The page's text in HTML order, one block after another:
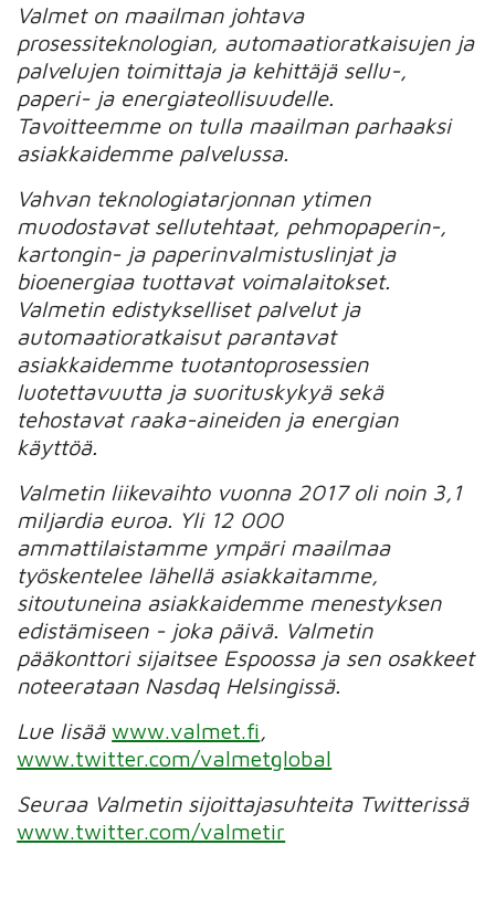
Valmet on maailman johtava
prosessiteknologian, automaatioratkaisujen ja
palvelujen toimittaja ja kehittäjä sellu-,
paperi- ja energiateollisuudelle.
Tavoitteemme on tulla maailman parhaaksi
asiakkaidemme palvelussa.
Vahvan teknologiatarjonnan ytimen
muodostavat sellutehtaat, pehmopaperin-,
kartongin- ja paperinvalmistuslinjat ja
bioenergiaa tuottavat voimalaitokset.
Valmetin edistykselliset palvelut ja
automaatioratkaisut parantavat
asiakkaidemme tuotantoprosessien
luotettavuutta ja suorituskykyä sekä
tehostavat raaka-aineiden ja energian
käyttöä.
Valmetin liikevaihto vuonna 2017 oli noin 3,1
miljardia euroa. Yli 12 000
ammattilaistamme ympäri maailmaa
työskentelee lähellä asiakkaitamme,
sitoutuneina asiakkaidemme menestyksen
edistämiseen - joka päivä. Valmetin
pääkonttori sijaitsee Espoossa ja sen osakkeet
noteerataan Nasdaq Helsingissä.
Lue lisääwww.valmet.fi
www.twitter.com/valmetglobal
Seuraa Valmetin sijoittajasuhteita Twitterissä
www.twitter.com/valmetir